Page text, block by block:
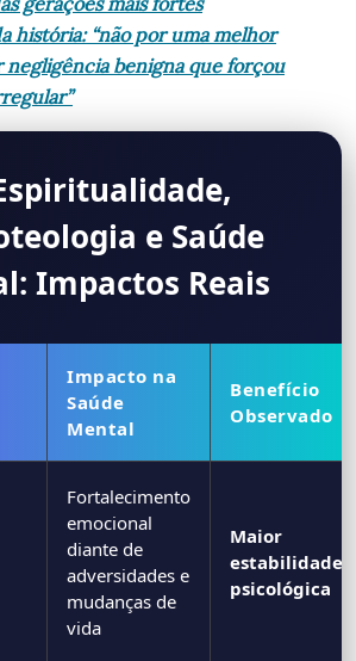
história: “não por uma melhor
negligência benigna que forçou
e Saúde
Impactos Reais
Impacto na
Saúde
Mental
Benefício
Observado
Fortalecimento
emocional
diante de
adversidades e
mudanças de
vida
Maior
estabilidade
psicológica